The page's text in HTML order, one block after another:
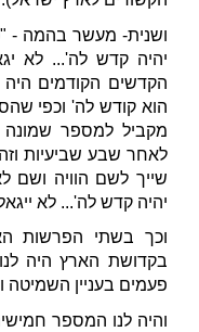
ושנית- מעשר בהמה -
יהיה קדש לה'... לא
הקדשים הקודמים היה
הוא קודש לה' וכפי
מקביל למספר
לאחר שבע שביעיות
שייך לשם הוויה ושם
יהיה קדש לה'... לא
וכך בשתי הפרשות
בקדושת הארץ היה
פעמים בעניין השמיטה
והיה לנו המספר